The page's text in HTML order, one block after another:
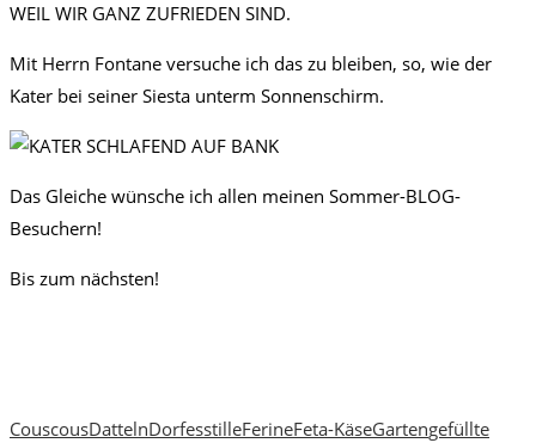
WEIL WIR GANZ ZUFRIEDEN SIND.
Mit Herrn Fontane versuche ich das zu bleiben, so, wie der
Kater bei seiner Siesta unterm Sonnenschirm.
Das Gleiche wünsche ich allen meinen Sommer-BLOG-
Besuchern!
Bis zum nächsten!
CouscousDattelnDorfesstilleFerineFeta-KäseGartengefüllte